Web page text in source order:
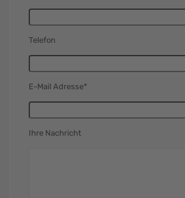
Telefon
E-Mail Adresse*
Ihre Nachricht